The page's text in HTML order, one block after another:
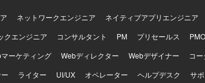
ネットワークエンジニア ネイティブアプリエンジニア
クエンジニア コンサルタント PM プリセールス PMO
ーケティング Webディレクター Webデザイナー コ
ライター UI/UX オペレーター ヘルプデスク サ